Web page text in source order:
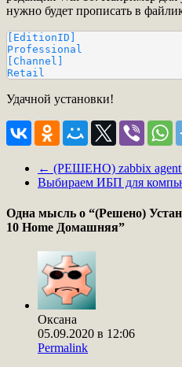
нужно будет прописать в
[EditionID]
Professional
[Channel]
Retail
Удачной установки!
← (РЕШЕНО) zabbix agent
Выбираем ИБП для
Одна мысль о “(Решено)
10 Home Домашняя”
Оксана
05.09.2020 в 12:06
Permalink